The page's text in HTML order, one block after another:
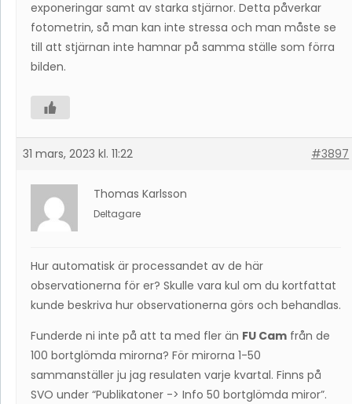
exponeringar samt av starka stjärnor. Detta påverkar
fotometrin, så man kan inte stressa och man måste se
till att stjärnan inte hamnar på samma ställe som förra
bilden.
31 mars, 2023 kl. 11:22 #3897
Thomas Karlsson
Deltagare
Hur automatisk är processandet av de här
observationerna för er? Skulle vara kul om du kortfattat
kunde beskriva hur observationerna görs och behandlas.
Funderde ni inte på att ta med fler än FU Cam från de
100 bortglömda mirorna? För mirorna 1-50
sammanställer ju jag resulaten varje kvartal. Finns på
SVO under “Publikatoner -> Info 50 bortglömda miror”.